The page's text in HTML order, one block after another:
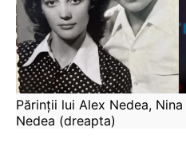
Părinții lui Alex Nedea,
Nedea (dreapta)